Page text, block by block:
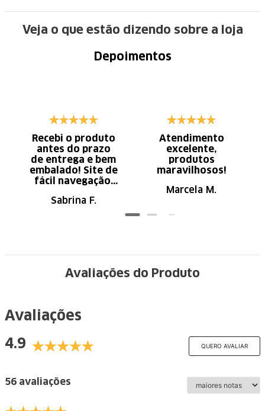
Veja o que estão dizendo sobre a loja
Depoimentos
Recebi o produto
antes do prazo
de entrega e bem
embalado! Site de
fácil navegação.
Sabrina F.
Atendimento
excelente,
produtos
maravilhosos!
Marcela M.
Avaliações do Produto
Avaliações
4.9
QUERO AVALIAR
56 avaliações